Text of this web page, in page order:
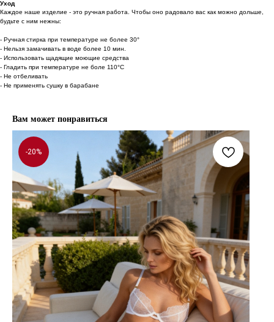
Уход
Каждое наше изделие - это ручная работа. Чтобы оно радовало вас как можно дольше,
будьте с ним нежны:
- Ручная стирка при температуре не более 30°
- Нельзя замачивать в воде более 10 мин.
- Использовать щадящие моющие средства
- Гладить при температуре не боле 110°С
- Не отбеливать
- Не применять сушку в барабане
Вам может понравиться
-20%